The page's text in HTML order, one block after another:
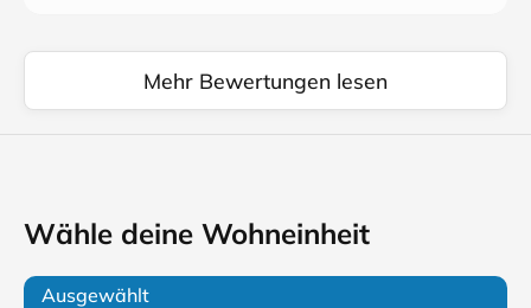
Mehr Bewertungen lesen
Wähle deine Wohneinheit
Ausgewählt